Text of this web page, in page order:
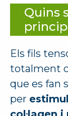
Quins
Els fils
totalment
que es fan
per